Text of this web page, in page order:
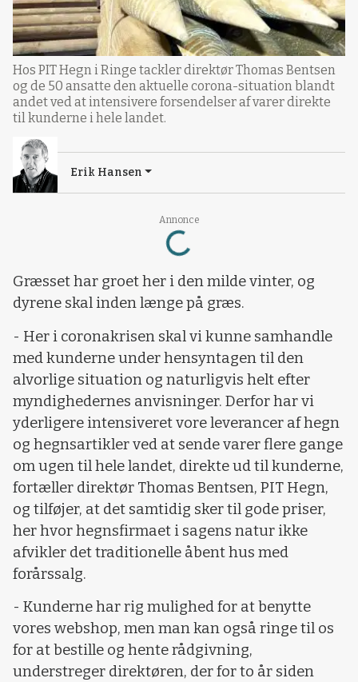
Annonce
Loading...
Hos PIT Hegn i Ringe tackler direktør Thomas Bentsen
og de 50 ansatte den aktuelle corona-situation blandt
andet ved at intensivere forsendelser af varer direkte
til kunderne i hele landet.
Erik Hansen
Græsset har groet her i den milde vinter, og
dyrene skal inden længe på græs.
- Her i coronakrisen skal vi kunne samhandle
med kunderne under hensyntagen til den
alvorlige situation og naturligvis helt efter
myndighedernes anvisninger. Derfor har vi
yderligere intensiveret vore leverancer af hegn
og hegnsartikler ved at sende varer flere gange
om ugen til hele landet, direkte ud til kunderne,
fortæller direktør Thomas Bentsen, PIT Hegn,
og tilføjer, at det samtidig sker til gode priser,
her hvor hegnsfirmaet i sagens natur ikke
afvikler det traditionelle åbent hus med
forårssalg.
- Kunderne har rig mulighed for at benytte
vores webshop, men man kan også ringe til os
for at bestille og hente rådgivning,
understreger direktøren, der for to år siden